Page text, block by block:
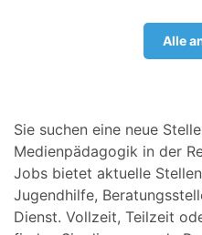
Alle
Sie suchen eine neue
Medienpädagogik in der
Jobs bietet aktuelle
Jugendhilfe,
Dienst. Vollzeit, Teilzeit